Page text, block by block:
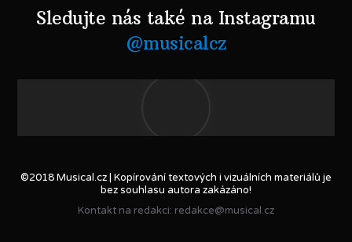
Sledujte nás také na Instagramu
@musicalcz
©2018 Musical.cz | Kopírování textových i vizuálních materiálů je
bez souhlasu autora zakázáno!
Kontakt na redakci: redakce@musical.cz